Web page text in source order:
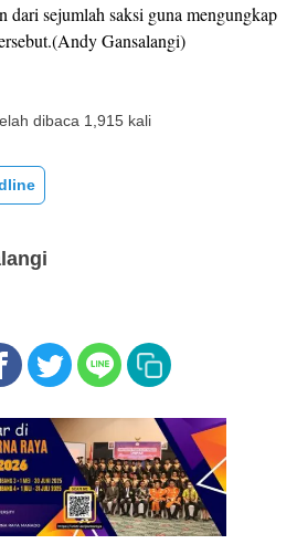
dari sejumlah saksi guna mengungkap
Gansalangi)
dibaca 1,915 kali